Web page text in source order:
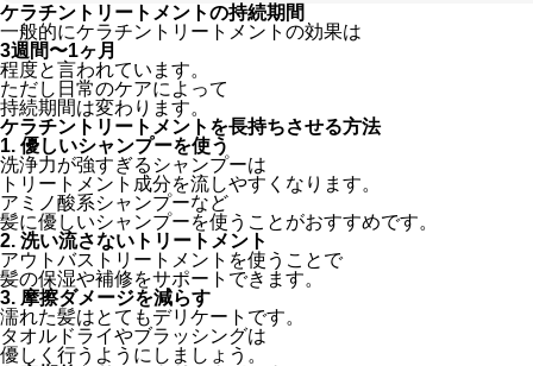
ケラチントリートメントの持続期間
一般的にケラチントリートメントの効果は
3週間〜1ヶ月
程度と言われています。
ただし日常のケアによって
持続期間は変わります。
ケラチントリートメントを長持ちさせる方法
1. 優しいシャンプーを使う
洗浄力が強すぎるシャンプーは
トリートメント成分を流しやすくなります。
アミノ酸系シャンプーなど
髪に優しいシャンプーを使うことがおすすめです。
2. 洗い流さないトリートメント
アウトバストリートメントを使うことで
髪の保湿や補修をサポートできます。
3. 摩擦ダメージを減らす
濡れた髪はとてもデリケートです。
タオルドライやブラッシングは
優しく行うようにしましょう。